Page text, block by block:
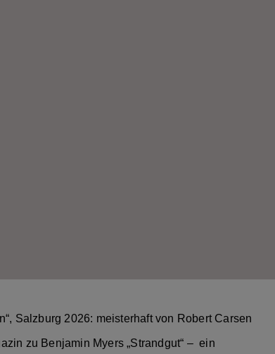
Salzburg 2026: meisterhaft von Robert Carsen
zu Benjamin Myers „Strandgut“ – ein